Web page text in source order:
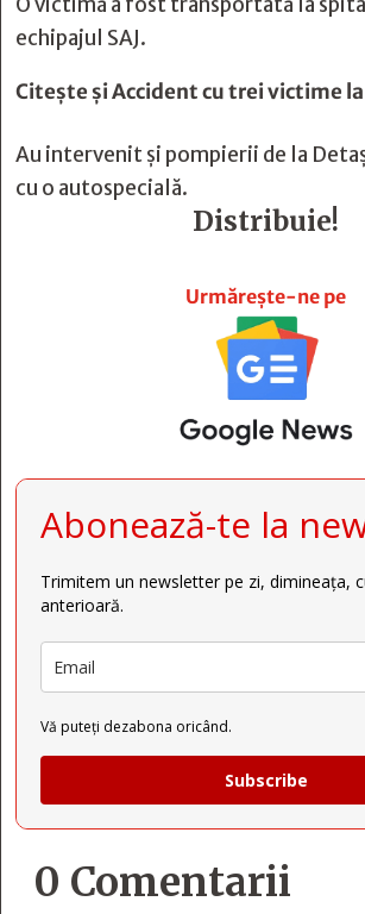
echipajul SAJ.
Citește șiAccident cu trei victime
Au intervenit și pompierii de la
cu o autospecială.
Distribuie!
Urmărește-ne pe
Abonează-te la
Trimitem un newsletter pe zi, dimineața,
anterioară.
Vă puteți dezabona oricând.
Subscribe
0 Comentarii